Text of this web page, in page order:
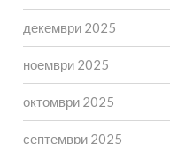
декември 2025
ноември 2025
октомври 2025
септември 2025